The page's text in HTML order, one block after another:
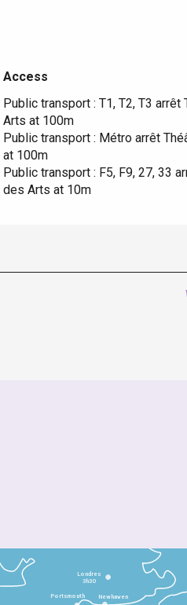
Access
Access
Public transport : T1, T2, T3 arrêt
Arts at 100m
Public transport : Métro arrêt
at 100m
Public transport : F5, F9, 27, 33
des Arts at 10m
Londres
3h30
Newhaven
Portsmouth